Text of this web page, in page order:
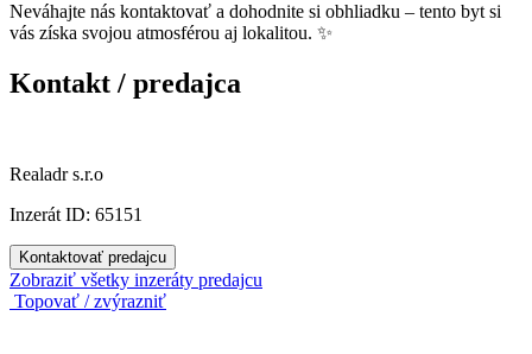
Neváhajte nás kontaktovať a dohodnite si obhliadku – tento byt si
vás získa svojou atmosférou aj lokalitou. ✨
Kontakt / predajca
Realadr s.r.o
Inzerát ID: 65151
Kontaktovať predajcu
Zobraziť všetky inzeráty predajcu
Topovať / zvýrazniť